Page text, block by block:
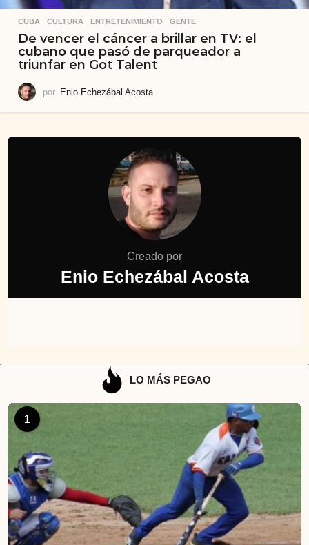
CUBA ,CULTURA ,ENTRETENIMIENTO ,GENTE
De vencer el cáncer a brillar en TV: el
cubano que pasó de parqueador a
triunfar en Got Talent
por Enio Echezábal Acosta
Creado por
Enio Echezábal Acosta
LO MÁS PEGAO
1